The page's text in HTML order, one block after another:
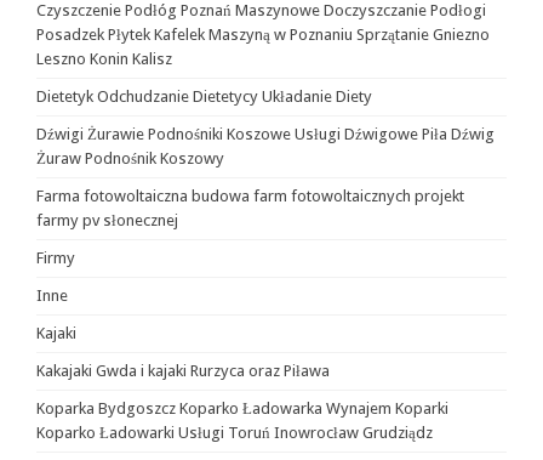
Czyszczenie Podłóg Poznań Maszynowe Doczyszczanie Podłogi
Posadzek Płytek Kafelek Maszyną w Poznaniu Sprzątanie Gniezno
Leszno Konin Kalisz
Dietetyk Odchudzanie Dietetycy Układanie Diety
Dźwigi Żurawie Podnośniki Koszowe Usługi Dźwigowe Piła Dźwig
Żuraw Podnośnik Koszowy
Farma fotowoltaiczna budowa farm fotowoltaicznych projekt
farmy pv słonecznej
Firmy
Inne
Kajaki
Kakajaki Gwda i kajaki Rurzyca oraz Piława
Koparka Bydgoszcz Koparko Ładowarka Wynajem Koparki
Koparko Ładowarki Usługi Toruń Inowrocław Grudziądz